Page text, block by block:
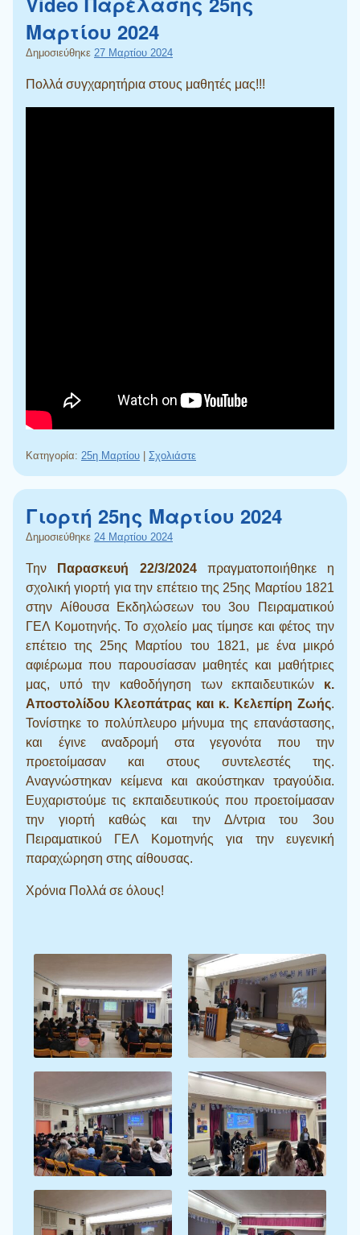
Μαρτίου 2024
Δημοσιεύθηκε 27 Μαρτίου 2024
Πολλά συγχαρητήρια στους μαθητές μας!!!
Κατηγορία: 25η Μαρτίου | Σχολιάστε
Γιορτή 25ης Μαρτίου 2024
Δημοσιεύθηκε 24 Μαρτίου 2024
Την Παρασκευή 22/3/2024 πραγματοποιήθηκε η
σχολική γιορτή για την επέτειο της 25ης Μαρτίου 1821
στην Aίθουσα Eκδηλώσεων του 3ου Πειραματικού
ΓΕΛ Κομοτηνής. Το σχολείο μας τίμησε και φέτος την
επέτειο της 25ης Μαρτίου του 1821, με ένα μικρό
αφιέρωμα που παρουσίασαν μαθητές και μαθήτριες
μας, υπό την καθοδήγηση των εκπαιδευτικών κ.
Αποστολίδου Κλεοπάτρας και κ. Κελεπίρη Ζωής.
Τονίστηκε το πολύπλευρο μήνυμα της επανάστασης,
και έγινε αναδρομή στα γεγονότα που την
προετοίμασαν και στους συντελεστές της.
Αναγνώστηκαν κείμενα και ακούστηκαν τραγούδια.
Ευχαριστούμε τις εκπαιδευτικούς που προετοίμασαν
την γιορτή καθώς και την Δ/ντρια του 3ου
Πειραματικού ΓΕΛ Κομοτηνής για την ευγενική
παραχώρηση στης αίθουσας.
Χρόνια Πολλά σε όλους!